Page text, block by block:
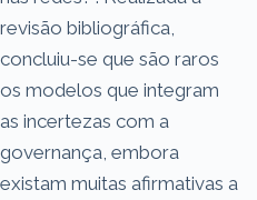
revisão bibliográfica,
concluiu-se que são raros
os modelos que integram
as incertezas com a
governança, embora
existam muitas afirmativas a